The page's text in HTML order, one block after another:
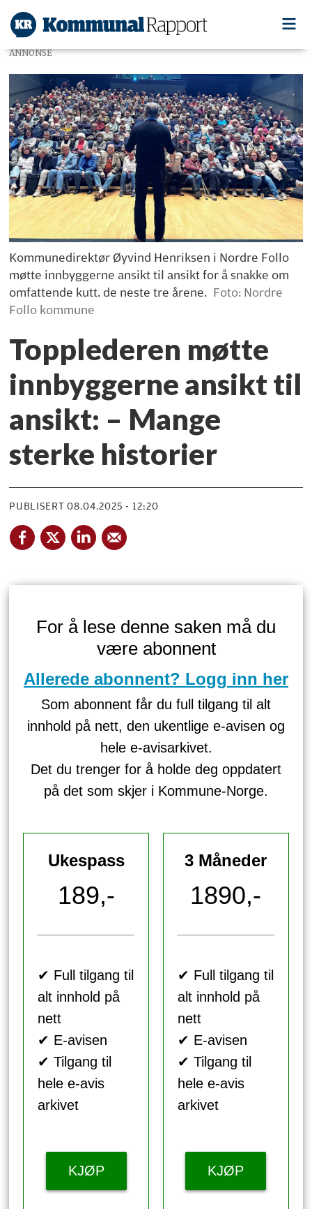
ANNONSE
Kommunedirektør Øyvind Henriksen i Nordre Follo
møtte innbyggerne ansikt til ansikt for å snakke om
omfattende kutt. de neste tre årene. Foto: Nordre
Follo kommune
Topplederen møtte
innbyggerne ansikt til
ansikt: – Mange
sterke historier
PUBLISERT 08.04.2025 - 12:20
For å lese denne saken må du
være abonnent
Allerede abonnent? Logg inn her
Som abonnent får du full tilgang til alt
innhold på nett, den ukentlige e-avisen og
hele e-avisarkivet.
Det du trenger for å holde deg oppdatert
på det som skjer i Kommune-Norge.
Ukespass
189,-
✔ Full tilgang til
alt innhold på
nett
✔ E-avisen
✔ Tilgang til
hele e-avis
arkivet
KJØP
3 Måneder
1890,-
✔ Full tilgang til
alt innhold på
nett
✔ E-avisen
✔ Tilgang til
hele e-avis
arkivet
KJØP